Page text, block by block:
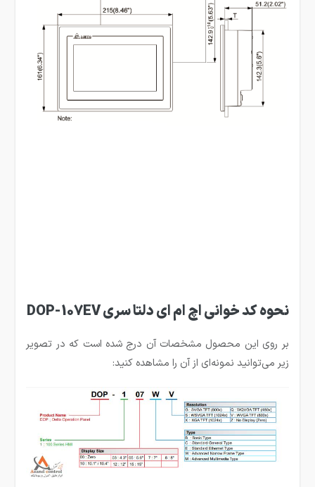
نحوه کد خوانی اچ ام ای دلتا سری DOP-107EV
بر روی این محصول مشخصات آن درج شده است که در تصویر
زیر می‌توانید نمونه‌ای از آن را مشاهده کنید: